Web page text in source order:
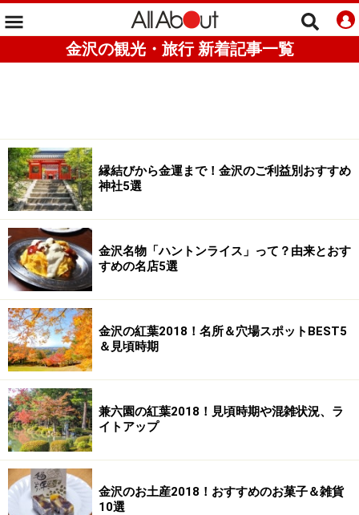
金沢の観光・旅行 新着記事一覧
縁結びから金運まで！金沢のご利益別おすすめ
神社5選
金沢名物「ハントンライス」って？由来とおす
すめの名店5選
金沢の紅葉2018！名所＆穴場スポットBEST5
＆見頃時期
兼六園の紅葉2018！見頃時期や混雑状況、ラ
イトアップ
金沢のお土産2018！おすすめのお菓子＆雑貨
10選